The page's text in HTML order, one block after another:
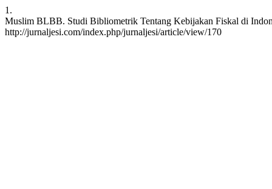
1.
Muslim BLBB. Studi Bibliometrik Tentang Kebijakan Fiskal di
http://jurnaljesi.com/index.php/jurnaljesi/article/view/170